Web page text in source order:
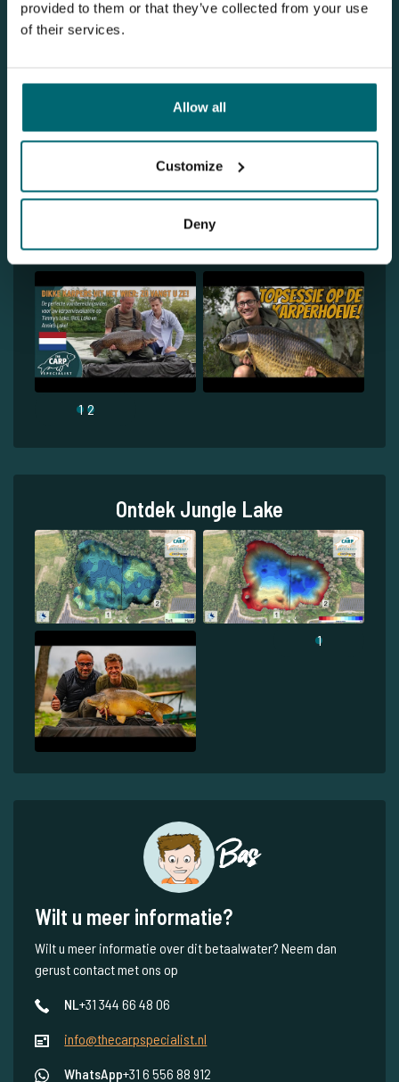
provided to them or that they’ve collected from your use
of their services.
Allow all
Customize
Deny
1 2
Ontdek Jungle Lake
1
Bas
Wilt u meer informatie?
Wilt u meer informatie over dit betaalwater? Neem dan
gerust contact met ons op
NL+31 344 66 48 06
info@thecarpspecialist.nl
WhatsApp+31 6 556 88 912